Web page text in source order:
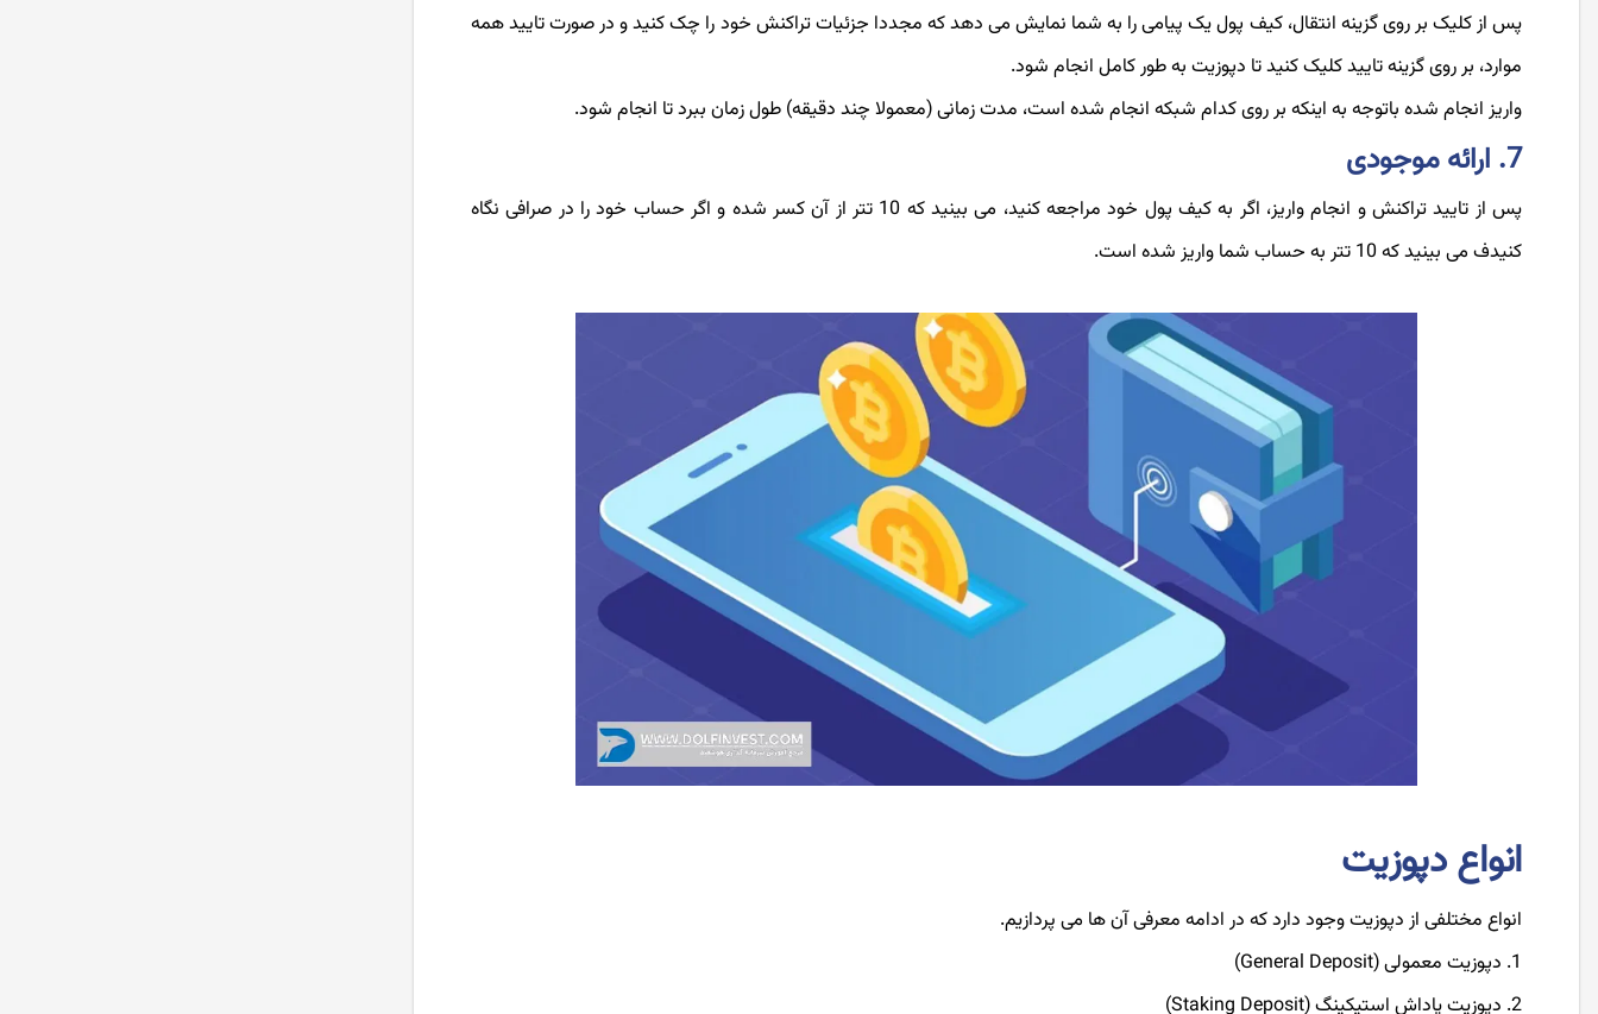
پس از کلیک بر روی گزینه انتقال، کیف پول یک پیامی را به شما نمایش می دهد که مجددا جزئیات تراکنش خود را چک کنید و در صورت تایید همه
موارد، بر روی گزینه تایید کلیک کنید تا دپوزیت به طور کامل انجام شود.
واریز انجام شده باتوجه به اینکه بر روی کدام شبکه انجام شده است، مدت زمانی (معمولا چند دقیقه) طول زمان ببرد تا انجام شود.
7. ارائه موجودی
پس از تایید تراکنش و انجام واریز، اگر به کیف پول خود مراجعه کنید، می بینید که 10 تتر از آن کسر شده و اگر حساب خود را در صرافی نگاه
کنیدف می بینید که 10 تتر به حساب شما واریز شده است.
انواع دپوزیت
انواع مختلفی از دپوزیت وجود دارد که در ادامه معرفی آن ها می پردازیم.
دپوزیت معمولی (General Deposit)
دپوزیت پاداش استیکینگ (Staking Deposit)